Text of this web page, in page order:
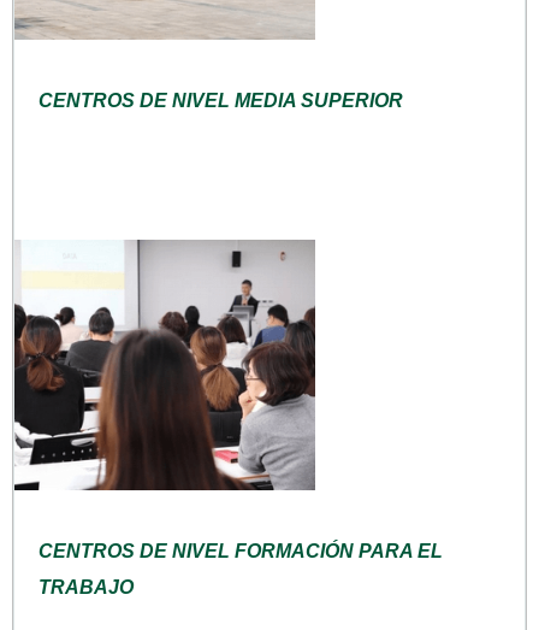
CENTROS DE NIVEL MEDIA SUPERIOR
CENTROS DE NIVEL FORMACIÓN PARA EL
TRABAJO